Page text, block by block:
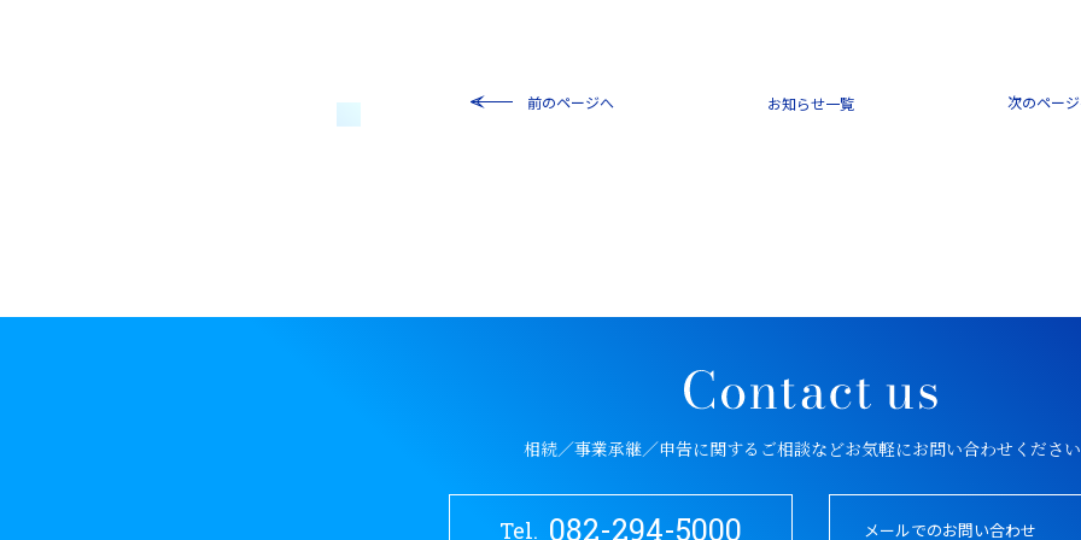
前のページへ 一覧 次のペー
相続／事業承継／申告に関するご相談などお気軽にお問い合わせくださ
Tel. 082-294-5000 メールでのお問い合わせ